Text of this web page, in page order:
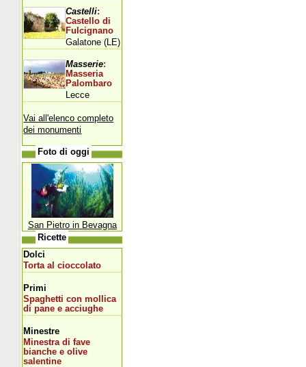
Castelli:
Castello di
Fulcignano
Galatone (LE)
Masserie:
Masseria
Palombaro
Lecce
Vai all'elenco completo
dei monumenti
Foto di oggi
San Pietro in Bevagna
Ricette
Dolci
Torta al cioccolato
Primi
Spaghetti con mollica
di pane e acciughe
Minestre
Minestra di fave
bianche e olive
salentine